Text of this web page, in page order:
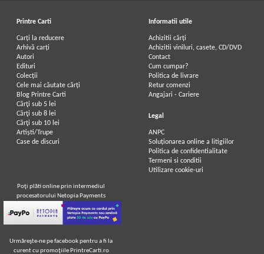
Printre Carti
Carți la reducere
Arhivă carți
Autori
Edituri
Colecții
Cele mai căutate cărți
Blog Printre Carti
Cărţi sub 5 lei
Cărţi sub 8 lei
Cărţi sub 10 lei
Artiști/Trupe
Case de discuri
Informatii utile
Achizitii cărți
Achizitii viniluri, casete, CD/DVD
Contact
Cum cumpar?
Politica de livrare
Retur comenzi
Angajari - Cariere
Legal
ANPC
Soluționarea online a litigiilor
Politica de confidentialitate
Termeni si conditii
Utilizare cookie-uri
Poţi plăti online prin intermediul
procesatorului Netopia Payments
Urmăreşte-ne pe facebook pentru a fi la
curent cu promoţiile PrintreCarti.ro